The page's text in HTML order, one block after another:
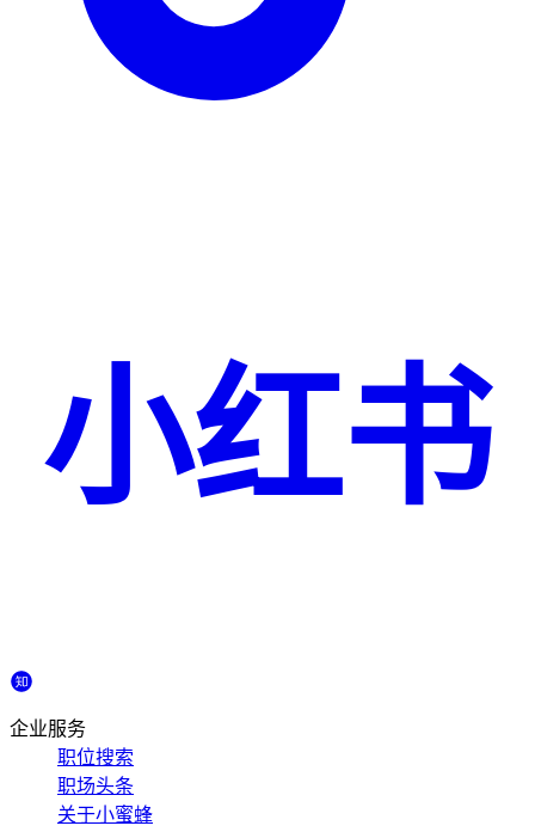
小红书
企业服务
职位搜索
职场头条
关于小蜜蜂